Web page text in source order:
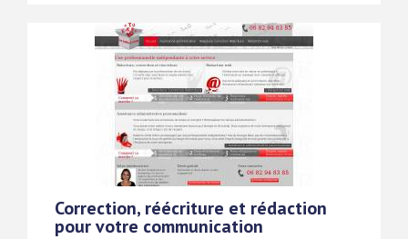
Correction, réécriture et rédaction
pour votre communication